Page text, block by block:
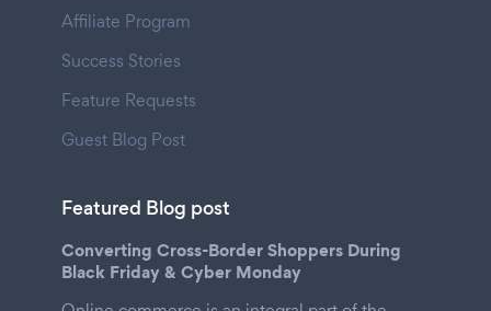
Affiliate Program
Success Stories
Feature Requests
Guest Blog Post
Featured Blog post
Converting Cross-Border Shoppers During
Black Friday & Cyber Monday